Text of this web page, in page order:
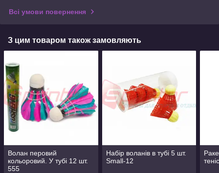
Всі умови повернення
З цим товаром також замовляють
Волан перовий
кольоровий. У тубі 12 шт.
555
Набір воланів в тубі 5 шт.
Small-12